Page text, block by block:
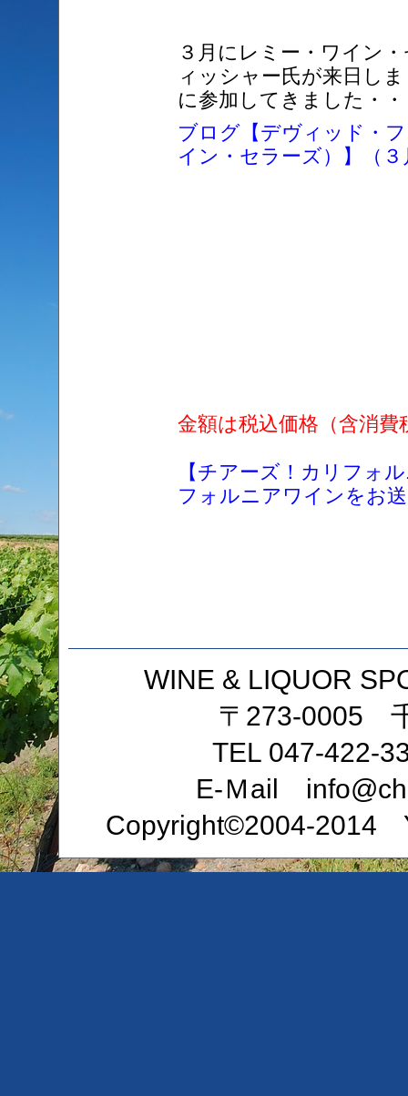
３月にレミー・ワイン
ィッシャー氏が来日し
に参加してきました・・
ブログ【デヴィッド・
イン・セラーズ）】（３
金額は税込価格（含消費
【チアーズ！カリフォ
フォルニアワインをお
WINE & LIQUOR
〒273-0005
TEL 047-422-
E-Ｍail
Copyright©2004-2014